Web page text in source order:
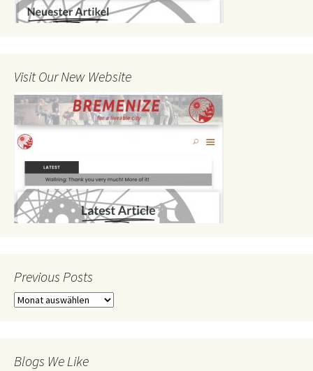
Visit Our New Website
Previous Posts
Previous
Blogs We Like